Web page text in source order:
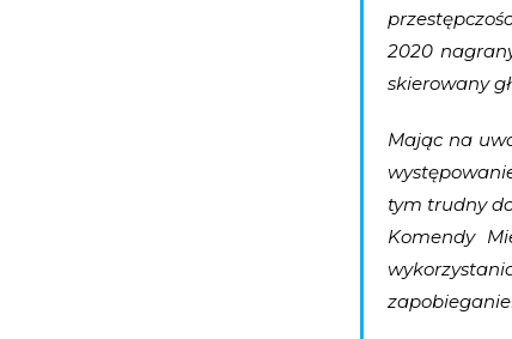
2020
skierowany
Mając na
tym trudny
Komendy